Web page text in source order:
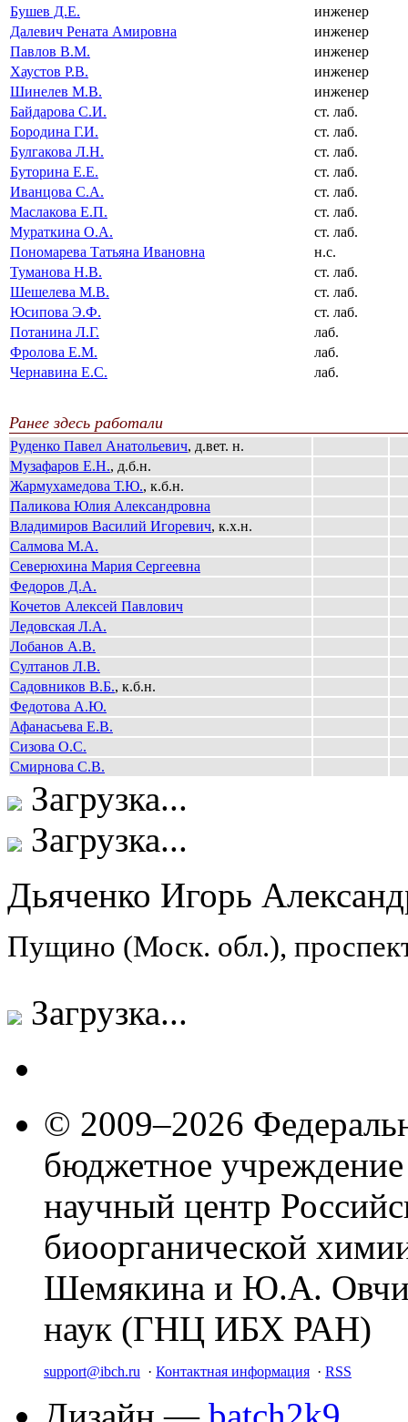
Бушев Д.Е.
инженер
Далевич Рената Амировна
инженер
Павлов В.М.
инженер
Хаустов Р.В.
инженер
Шинелев М.В.
инженер
Байдарова С.И.
ст. лаб.
Бородина Г.И.
ст. лаб.
Булгакова Л.Н.
ст. лаб.
Буторина Е.Е.
ст. лаб.
Иванцова С.А.
ст. лаб.
Маслакова Е.П.
ст. лаб.
Мураткина О.А.
ст. лаб.
Пономарева Татьяна Ивановна
н.с.
Туманова Н.В.
ст. лаб.
Шешелева М.В.
ст. лаб.
Юсипова Э.Ф.
ст. лаб.
Потанина Л.Г.
лаб.
Фролова Е.М.
лаб.
Чернавина Е.С.
лаб.
Ранее здесь работали
Руденко Павел Анатольевич, д.вет. н.
Музафаров Е.Н., д.б.н.
Жармухамедова Т.Ю., к.б.н.
Паликова Юлия Александровна
Владимиров Василий Игоревич, к.х.н.
Салмова М.А.
Северюхина Мария Сергеевна
Федоров Д.А.
Кочетов Алексей Павлович
Ледовская Л.А.
Лобанов А.В.
Султанов Л.В.
Садовников В.Б., к.б.н.
Федотова А.Ю.
Афанасьева Е.В.
Сизова О.С.
Смирнова С.В.
Загрузка...
Загрузка...
Дьяченко Игорь
Пущино (Моск. обл.),
Загрузка...
© 2009–2026
бюджетное
научный центр
биоорганической
Шемякина и Ю.А.
наук (ГНЦ ИБХ РАН)
support@ibch.ru · Контактная информация · RSS